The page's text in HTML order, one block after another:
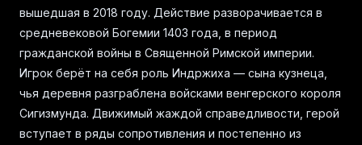
вышедшая в 2018 году. Действие разворачивается в
средневековой Богемии 1403 года, в период
гражданской войны в Священной Римской империи.
Игрок берёт на себя роль Индржиха — сына кузнеца,
чья деревня разграблена войсками венгерского короля
Сигизмунда. Движимый жаждой справедливости, герой
вступает в ряды сопротивления и постепенно из